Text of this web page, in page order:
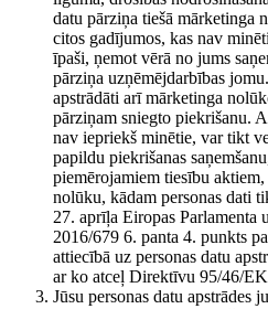
datu pārziņa tiešā mārketinga
citos gadījumos, kas nav
īpaši, ņemot vērā no jums
pārziņa uzņēmējdarbības
apstrādāti arī mārketinga
pārziņam sniegto piekrišanu.
nav iepriekš minētie, var tikt
papildu piekrišanas
piemērojamiem tiesību
nolūku, kādam personas dati
27. aprīļa Eiropas Parlamenta
2016/679 6. panta 4. punkts
attiecībā uz personas datu
ar ko atceļ Direktīvu 95/46/
Jūsu personas datu apstrādes